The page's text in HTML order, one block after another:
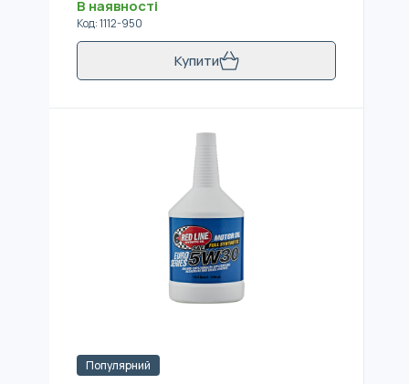
В наявності
Код:1112-950
Купити
Популярний